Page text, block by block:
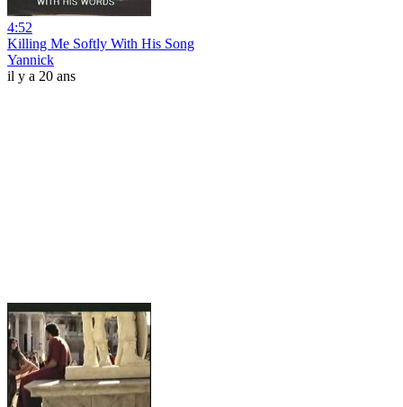
4:52
Killing Me Softly With His Song
Yannick
il y a 20 ans